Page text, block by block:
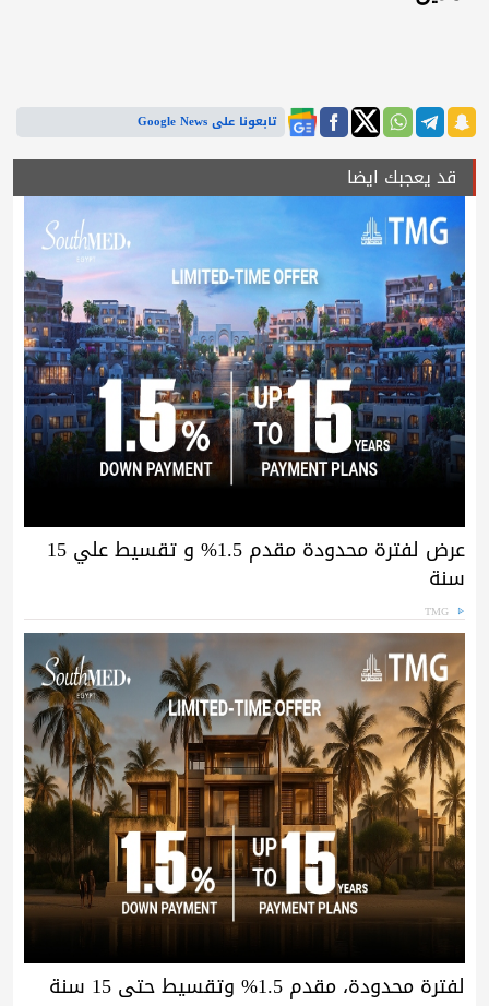
تابعونا على Google News
قد يعجبك ايضا
عرض لفترة محدودة مقدم 1.5% و تقسيط علي 15
سنة
TMG
لفترة محدودة، مقدم 1.5% وتقسيط حتى 15 سنة